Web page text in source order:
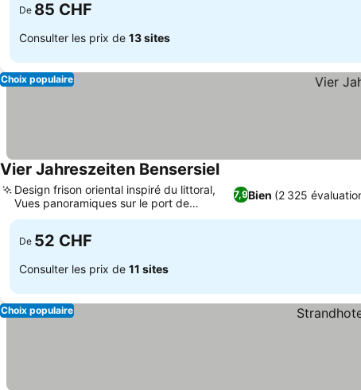
De 85 CHF
Consulter les prix de 13 sites
Choix populaire
Vier Jahreszeiten BensersielConsulter les prix
7,9Bien (2 325
Design frison oriental inspiré du littoral,
Vues panoramiques sur le port de
Bensersiel
De 52 CHF
Consulter les prix de 11 sites
Choix populaire